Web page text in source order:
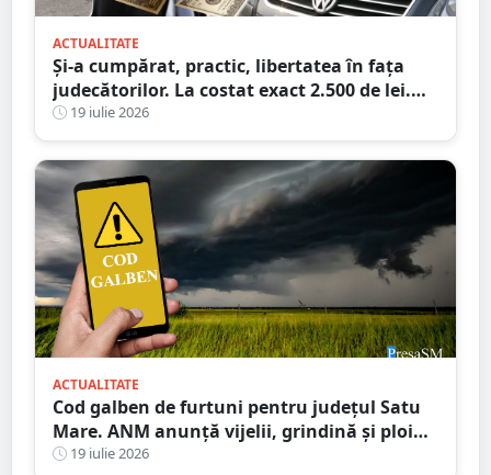
ACTUALITATE
Și-a cumpărat, practic, libertatea în fața
judecătorilor. La costat exact 2.500 de lei.
Victima a plătit cheltuielile de judecată
19 iulie 2026
ACTUALITATE
Cod galben de furtuni pentru județul Satu
Mare. ANM anunță vijelii, grindină și ploi
torențiale
19 iulie 2026